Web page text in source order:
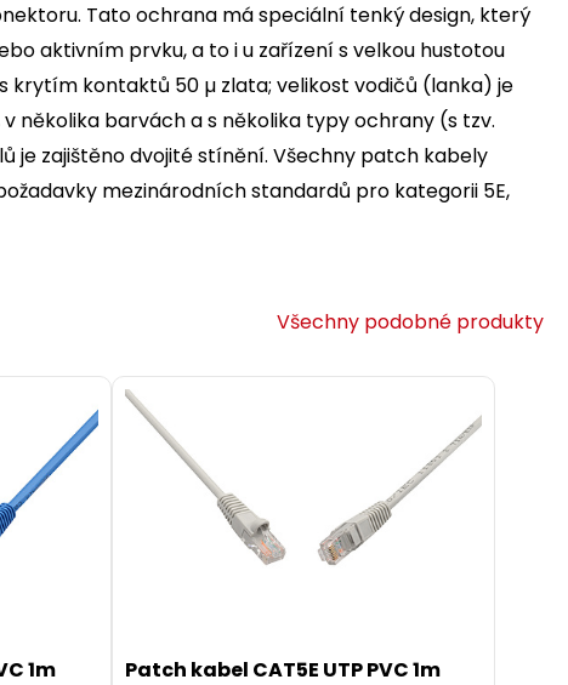
Tato ochrana má speciální tenký design, který
aktivním prvku, a to i u zařízení s velkou hustotou
krytím kontaktů 50 µ zlata; velikost vodičů (lanka) je
několika barvách a s několika typy ochrany (s tzv.
zajištěno dvojité stínění. Všechny patch kabely
mezinárodních standardů pro kategorii 5E,
Všechny podobné produkty
1m
Patch kabel CAT5E UTP PVC 1m